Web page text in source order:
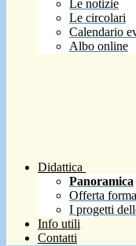
Le notizie
Le circolari
Calendario
Albo online
Didattica
Panoramica
Offerta
I progetti
Info utili
Contatti